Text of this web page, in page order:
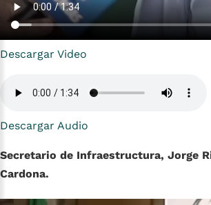
Descargar Video
Descargar Audio
Secretario de Infraestructura, Jorge
Cardona.